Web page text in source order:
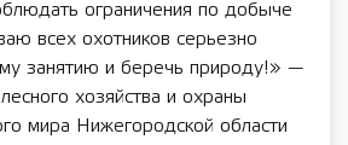
ограничения по добыче
всех охотников серьезно
занятию и беречь природу!» —
хозяйства и охраны
мира Нижегородской области